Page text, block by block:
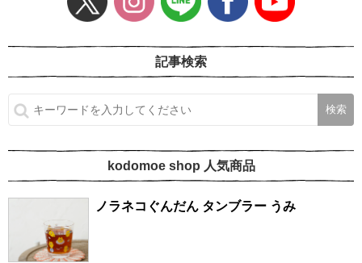
記事検索
kodomoe shop 人気商品
ノラネコぐんだん タンブラー うみ